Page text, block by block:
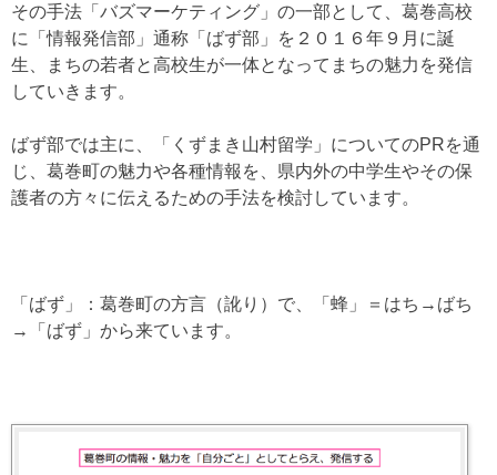
その手法「バズマーケティング」の一部として、葛巻高校
に「情報発信部」通称「ばず部」を２０１６年９月に誕
生、まちの若者と高校生が一体となってまちの魅力を発信
していきます。
ばず部では主に、「くずまき山村留学」についてのPRを通
じ、葛巻町の魅力や各種情報を、県内外の中学生やその保
護者の方々に伝えるための手法を検討しています。
「ばず」：葛巻町の方言（訛り）で、「蜂」＝はち→ばち
→「ばず」から来ています。